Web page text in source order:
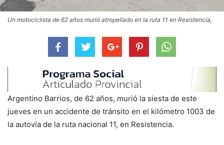
Un motociclista de 62 años murió atropellado en la ruta 11 en Resistencia,
Argentino Barrios, de 62 años, murió la siesta de este
jueves en un accidente de tránsito en el kilómetro 1003 de
la autovía de la ruta nacional 11, en Resistencia.